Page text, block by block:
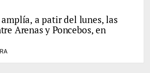
a patir del lunes, las
Arenas y Poncebos, en